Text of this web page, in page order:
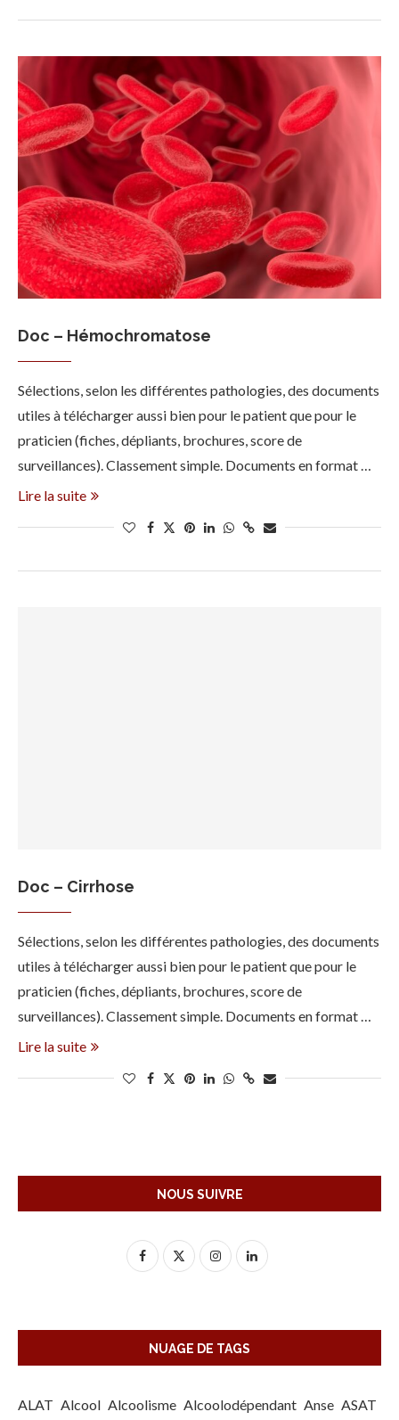
Doc – Hémochromatose
Sélections, selon les différentes pathologies, des documents
utiles à télécharger aussi bien pour le patient que pour le
praticien (fiches, dépliants, brochures, score de
surveillances). Classement simple. Documents en format …
Lire la suite
Doc – Cirrhose
Sélections, selon les différentes pathologies, des documents
utiles à télécharger aussi bien pour le patient que pour le
praticien (fiches, dépliants, brochures, score de
surveillances). Classement simple. Documents en format …
Lire la suite
NOUS SUIVRE
NUAGE DE TAGS
ALAT Alcool Alcoolisme Alcoolodépendant Anse ASAT